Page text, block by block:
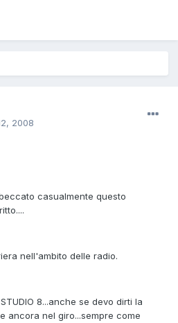
2008
casualmente questo
nell'ambito delle radio.
8...anche se devo dirti la
ancora nel giro...sempre come